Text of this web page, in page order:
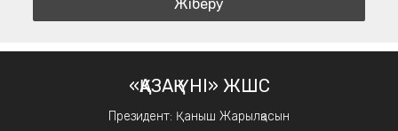
«ҚАЗАҚ ҮНІ» ЖШС
Президент: Қаныш Жарылқасын